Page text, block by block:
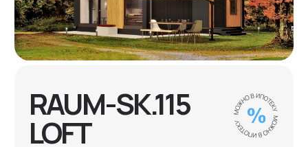
RAUM-SK.115
LOFT
Размер дома
8,7 х 7,2 м
3 шт
Кол-во спален